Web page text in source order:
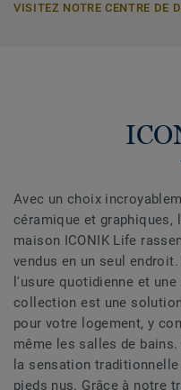
VISITEZ NOTRE CENTRE DE
Avec un choix
céramique et graphiques,
maison ICONIK Life
vendus en un seul
l'usure quotidienne et
collection est une
pour votre logement, y
même les salles de
la sensation
pieds nus. Grâce à notre